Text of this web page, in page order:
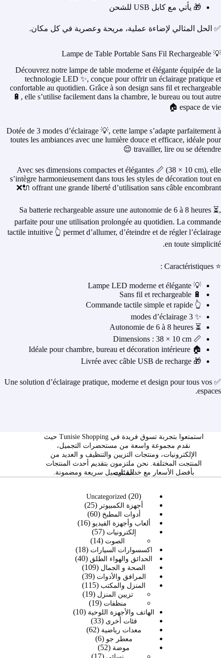
🎁 يأتي مع كابل USB للشحن
✅ الحل المثالي لإضاءة عملية، مريحة وعصرية في كل مكان.
💡 Lampe de Table Portable Sans Fil Rechargeable
Découvrez notre lampe de table moderne et élégante équipée de la
technologie LED ✨, conçue pour offrir un éclairage pratique et
confortable au quotidien. Grâce à son design sans fil et rechargeable
🔋, elle s’utilise facilement dans la chambre, le bureau ou tout autre
espace de vie 🏠
Dotée de 3 modes d’éclairage 💡, cette lampe s’adapte parfaitement à
toutes les ambiances avec une lumière douce et efficace, idéale pour
travailler, lire ou se détendre 😌
Avec ses dimensions compactes et élégantes 📏 (38 × 10 cm), elle
s’intègre harmonieusement dans tous les styles de décoration tout en
offrant une grande liberté d’utilisation sans câble encombrant 🔌❌
Sa batterie rechargeable assure une autonomie de 6 à 8 heures ⏳,
parfaite pour une utilisation prolongée au quotidien. La commande
tactile intuitive 👆 permet d’allumer, d’éteindre et de régler l’éclairage
en toute simplicité.
⭐ Caractéristiques :
💡 Lampe LED moderne et élégante
🔋 Sans fil et rechargeable
👆 Commande tactile simple et rapide
✨ 3 modes d’éclairage
⏳ Autonomie de 6 à 8 heures
📏 Dimensions : 38 × 10 cm
🏠 Idéale pour chambre, bureau et décoration intérieure
🎁 Livrée avec câble USB de recharge
✅ Une solution d’éclairage pratique, moderne et design pour tous vos
espaces.
استمتعوا بتجربة تسوق فريدة في Tunisie Shopping حيث
نقدم مجموعة واسعة من مستحضرات التجميل،
الإلكترونيات، ومنتجات التزيين والتنظيف و العديد من
المنتجت المختلفة. نحن ملتزمون بتقديم أحدث المنتجات
بأفضل الأسعار مع خدمة توصيل سريعة ومضمونة.
الفئات
Uncategorized 20
20
منتج
أجهزة الكمبيوتر 25
25
منتج
أدوات المطبخ 60
60
منتج ألعاب وأجهزة الفيديو 16
16
إلكترونيات 57
57
منتج
الصوت 14
14
منتجاكسسوارات السيارات 18
18
منتج
الحدائق والهواء الطلق 40
40
الصحة و الجمال 109
109
منتجات
المرافق والأدوات 39
39
منتج
المنزل والمكتب 115
115
منتج
تزيين المنزل 19
19
منظفات 19
19
منتجالهاتف والأجهزة اللوحية 10
10
فئات أخرى 33
33
منتج
معدات رياضية 62
62
معطر جو 6
6
منتجات
موضة 52
52
منتج
17
17